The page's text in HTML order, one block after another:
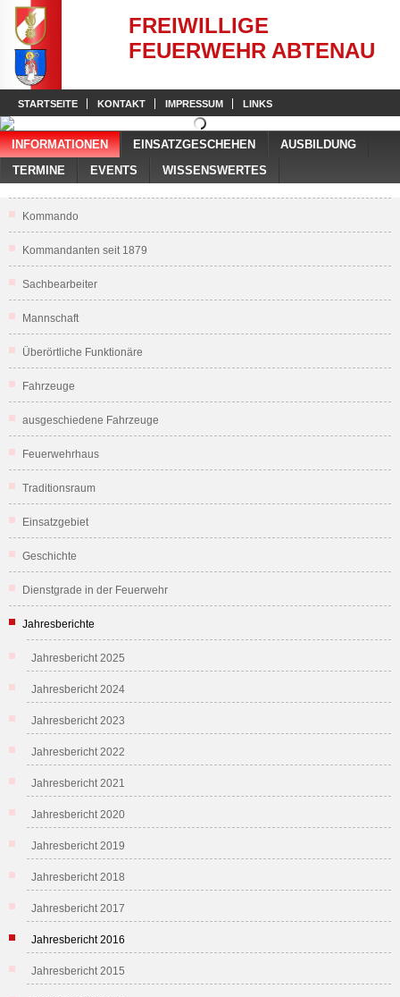
FREIWILLIGE
FEUERWEHR ABTENAU
STARTSEITE KONTAKT IMPRESSUM LINKS
INFORMATIONEN EINSATZGESCHEHEN
AUSBILDUNG
TERMINE
EVENTS WISSENSWERTES
Kommando
Kommandanten seit 1879
Sachbearbeiter
Mannschaft
Überörtliche Funktionäre
Fahrzeuge
ausgeschiedene Fahrzeuge
Feuerwehrhaus
Traditionsraum
Einsatzgebiet
Geschichte
Dienstgrade in der Feuerwehr
Jahresberichte
Jahresbericht 2025
Jahresbericht 2024
Jahresbericht 2023
Jahresbericht 2022
Jahresbericht 2021
Jahresbericht 2020
Jahresbericht 2019
Jahresbericht 2018
Jahresbericht 2017
Jahresbericht 2016
Jahresbericht 2015